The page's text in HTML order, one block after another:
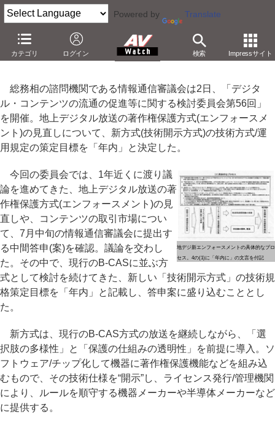
Powered by Translate
カテゴリ ログイン 検索 Impressサイト
地デジの新著作権保護方式は年内に技術方式を策定
－「2011年7月前で、できるだけ早期に運用開始」
総務相の諮問機関である情報通信審議会は2日、「デジタ
ル・コンテンツの流通の促進等に関する検討委員会第56回」
を開催。地上デジタル放送の著作権保護方式(エンフォースメ
ント)の見直しについて、新方式(技術開示方式)の技術方式/運
用規定の策定目標を「年内」と決定した。
地デジ新エンフォースメントの具体的なプロ
セス。4の(1)に「年内に」の文言を付記
今回の委員会では、1年近くに渡り議
論を進めてきた、地上デジタル放送の著
作権保護方式(エンフォースメント)の見
直しや、コンテンツの取引市場につい
て、7月中旬の情報通信審議会に提出す
る中間答申(案)を確認。議論を交わし
た。その中で、現行のB-CASに並ぶ方
式として検討を続けてきた、新しい「技術開示方式」の技術規
格策定目標を「年内」と記載し、答申案に盛り込むこととし
た。
新方式は、現行のB-CAS方式の放送を継続しながら、「選
択肢の多様性」と「保護の仕組みの透明性」を前提に導入。ソ
フトウェア/チップ化して機器に著作権保護機能などを組み込
むもので、その技術仕様を“開示”し、ライセンス発行/管理機関
により、ルールを順守する機器メーカーや半導体メーカーなど
に提供する。